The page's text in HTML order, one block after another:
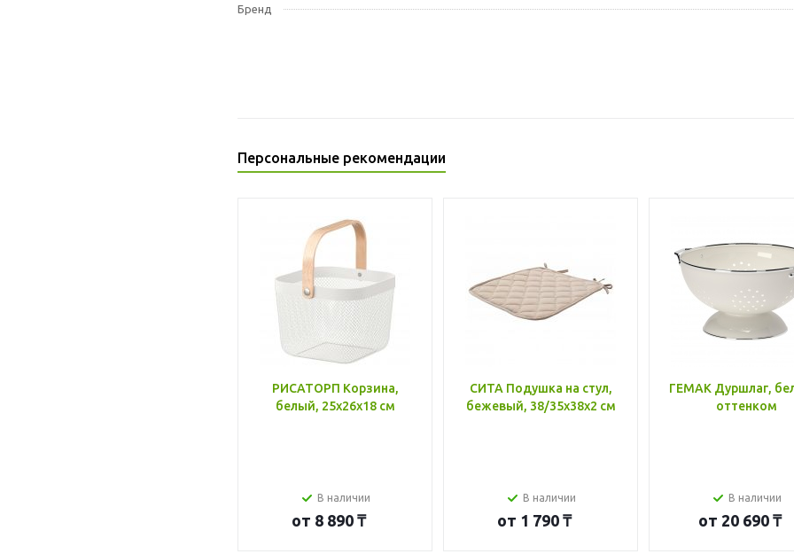
Бренд
Персональные рекомендации
РИСАТОРП Корзина,
белый, 25x26x18 см
В наличии
от 8 890 ₸
СИТА Подушка на стул,
бежевый, 38/35x38x2 см
В наличии
от 1 790 ₸
ГЕМАК Дуршлаг,
оттенком
В наличии
от 20 690 ₸